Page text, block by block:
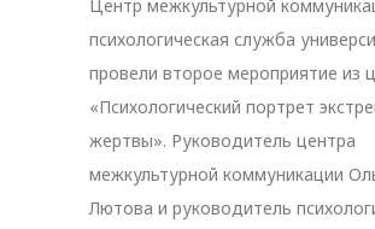
Центр межкультурной
психологическая служба
провели второе мероприятие из
«Психологический портрет
жертвы». Руководитель центра
межкультурной коммуникации
Лютова и руководитель